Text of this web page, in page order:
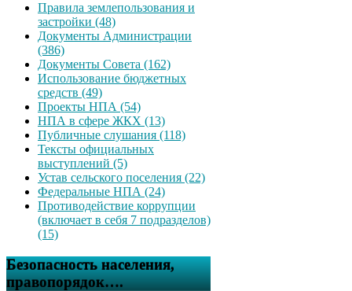
Правила землепользования и
застройки (48)
Документы Администрации
(386)
Документы Совета (162)
Использование бюджетных
средств (49)
Проекты НПА (54)
НПА в сфере ЖКХ (13)
Публичные слушания (118)
Тексты официальных
выступлений (5)
Устав сельского поселения (22)
Федеральные НПА (24)
Противодействие коррупции
(включает в себя 7 подразделов)
(15)
Безопасность населения,
правопорядок….